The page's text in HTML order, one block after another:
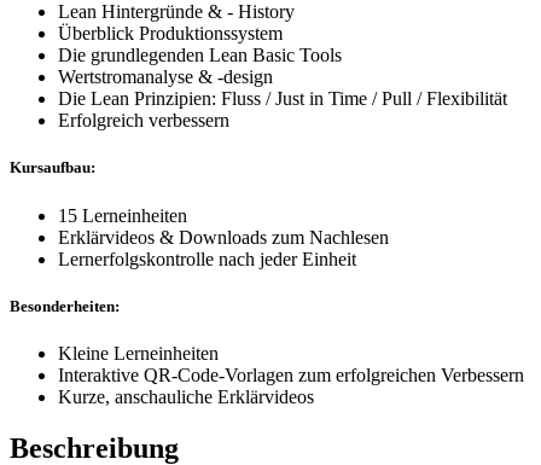
Lean Hintergründe & - History
Überblick Produktionssystem
Die grundlegenden Lean Basic Tools
Wertstromanalyse & -design
Die Lean Prinzipien: Fluss / Just in Time / Pull / Flexibilität
Erfolgreich verbessern
Kursaufbau:
15 Lerneinheiten
Erklärvideos & Downloads zum Nachlesen
Lernerfolgskontrolle nach jeder Einheit
Besonderheiten:
Kleine Lerneinheiten
Interaktive QR-Code-Vorlagen zum erfolgreichen Verbessern
Kurze, anschauliche Erklärvideos
Beschreibung